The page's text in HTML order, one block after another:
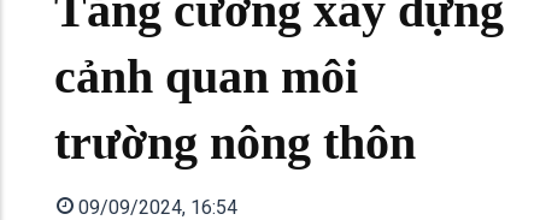
cảnh quan môi
trường nông thôn
09/09/2024, 16:54